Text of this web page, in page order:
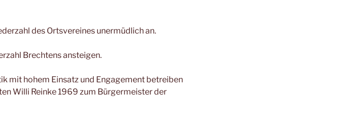
des Ortsvereines unermüdlich an.
Brechtens ansteigen.
mit hohem Einsatz und Engagement betreiben
Willi Reinke 1969 zum Bürgermeister der